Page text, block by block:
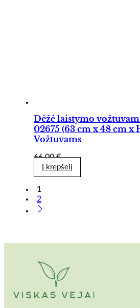
Dėžė laistymo
02675 (63 cm x 48 cm x
Vožtuvams
66,00€
Į krepšelį
1
2